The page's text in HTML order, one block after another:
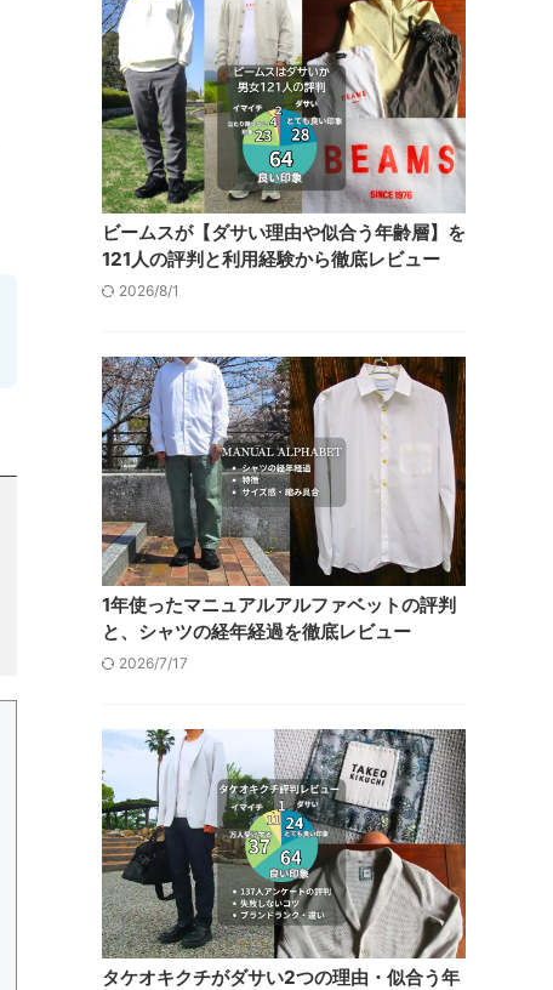
ビームスが【ダサい理由や似合う年齢層】を
121人の評判と利用経験から徹底レビュー
2026/8/1
1年使ったマニュアルアルファベットの評判
と、シャツの経年経過を徹底レビュー
2026/7/17
タケオキクチがダサい2つの理由・似合う年